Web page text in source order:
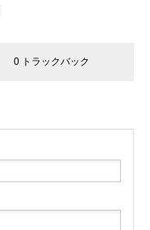
0 トラックバック